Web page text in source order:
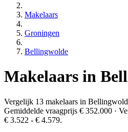
Makelaars
Groningen
Bellingwolde
Makelaars in
Vergelijk 13 makelaars in
Gemiddelde vraagprijs € 352.000 ·
€ 3.522 - € 4.579.